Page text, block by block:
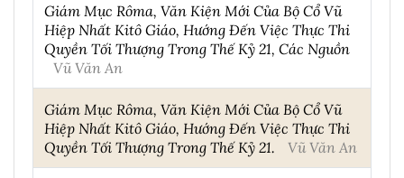
Giám Mục Rôma, Văn Kiện Mới Của Bộ Cổ Vũ
Hiệp Nhất Kitô Giáo, Hướng Đến Việc Thực Thi
Quyền Tối Thượng Trong Thế Kỷ 21, Các Nguồn
Vũ Văn An
Giám Mục Rôma, Văn Kiện Mới Của Bộ Cổ Vũ
Hiệp Nhất Kitô Giáo, Hướng Đến Việc Thực Thi
Quyền Tối Thượng Trong Thế Kỷ 21.
Vũ Văn An